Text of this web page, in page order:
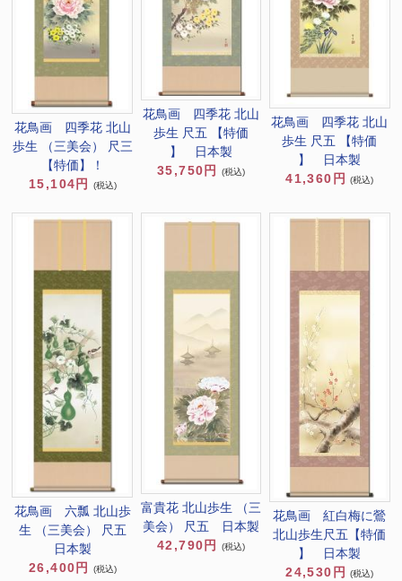
花鳥画 四季花 北山
歩生 （三美会） 尺三
【特価】！
15,104円
(税込)
花鳥画 四季花 北山
歩生 尺五 【特価
】 日本製
35,750円
(税込)
花鳥画 四季花 北山
歩生 尺五 【特価
】 日本製
41,360円
(税込)
花鳥画 六瓢 北山歩
生 （三美会） 尺五
日本製
26,400円
(税込)
富貴花 北山歩生 （三
美会） 尺五 日本製
42,790円
(税込)
花鳥画 紅白梅に鶯
北山歩生尺五【特価
】 日本製
24,530円
(税込)